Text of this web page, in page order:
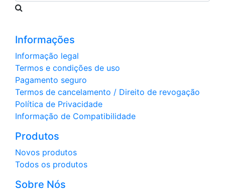
Informações
Informação legal
Termos e condições de uso
Pagamento seguro
Termos de cancelamento / Direito de revogação
Política de Privacidade
Informação de Compatibilidade
Produtos
Novos produtos
Todos os produtos
Sobre Nós